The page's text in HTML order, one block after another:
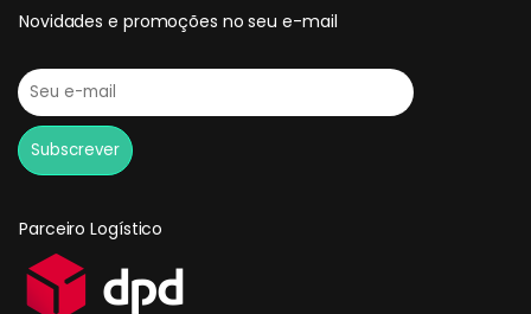
Novidades e promoções no seu e-mail
Parceiro Logístico